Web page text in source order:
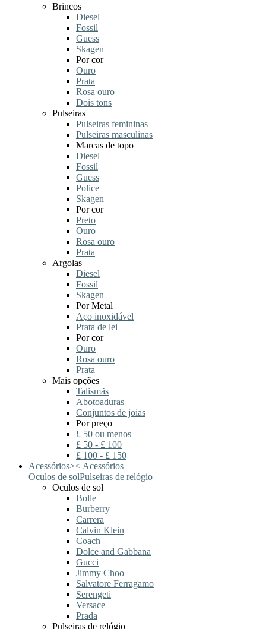
Brincos
Diesel
Fossil
Guess
Skagen
Por cor
Ouro
Prata
Rosa ouro
Dois tons
Pulseiras
Pulseiras femininas
Pulseiras masculinas
Marcas de topo
Diesel
Fossil
Guess
Police
Skagen
Por cor
Preto
Ouro
Rosa ouro
Prata
Argolas
Diesel
Fossil
Skagen
Por Metal
Aço inoxidável
Prata de lei
Por cor
Ouro
Rosa ouro
Prata
Mais opções
Talismãs
Abotoaduras
Conjuntos de joias
Por preço
£ 50 ou menos
£ 50 - £ 100
£ 100 - £ 150
Acessórios>< Acessórios
Oculos de solPulseiras de relógio
Oculos de sol
Bolle
Burberry
Carrera
Calvin Klein
Coach
Dolce and Gabbana
Gucci
Jimmy Choo
Salvatore Ferragamo
Serengeti
Versace
Prada
Pulseiras de relógio